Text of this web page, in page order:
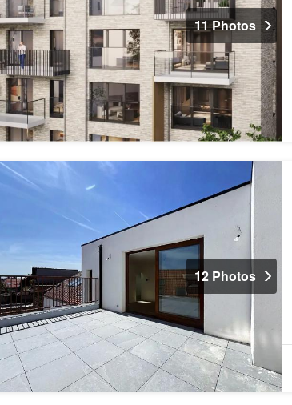
11 Photos
12 Photos